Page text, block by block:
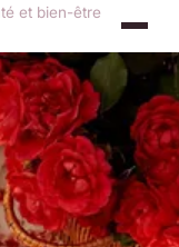
et bien-être